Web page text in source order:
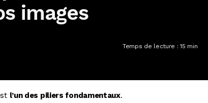
images
Temps de lecture :15 min
l’un des piliers fondamentaux.